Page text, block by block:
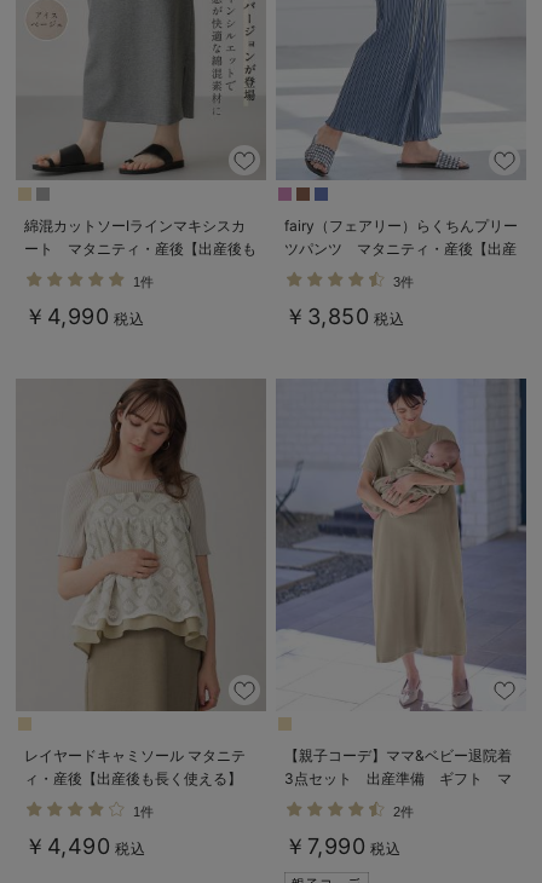
綿混カットソーIラインマキシスカ
ート マタニティ・産後【出産後も
長く着られる】
1件
￥4,990 税込
fairy（フェアリー）らくちんプリー
ツパンツ マタニティ・産後【出産
後も長く使える】
3件
￥3,850 税込
レイヤードキャミソール マタニテ
ィ・産後【出産後も長く使える】
1件
￥4,490 税込
【親子コーデ】ママ&ベビー退院着
3点セット 出産準備 ギフト マ
タニティ・産後【出産後も長く使え
2件
￥7,990 税込